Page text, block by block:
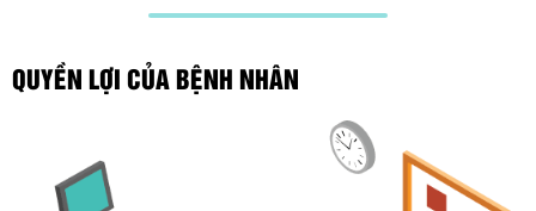
QUYỀN LỢI CỦA BỆNH NHÂN